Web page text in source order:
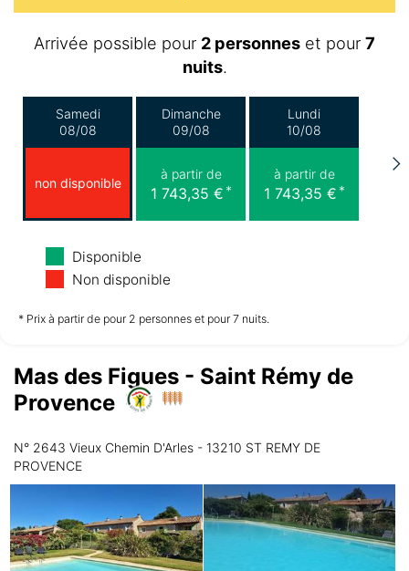
Arrivée possible pour 2 personnes et pour 7
nuits.
Samedi
08/08
non disponible
Dimanche
09/08
à partir de
1 743,35 € *
Lundi
10/08
à partir de
1 743,35 € *
Mardi
11/08
1 743,35 €* 1 743,35 €* 1 743,35 €
Vendredi
14/08
à partir de
*
Disponible
Non disponible
* Prix à partir de pour 2 personnes et pour 7 nuits.
Mas des Figues - Saint Rémy de
Provence
N° 2643 Vieux Chemin D'Arles - 13210 ST REMY DE
PROVENCE